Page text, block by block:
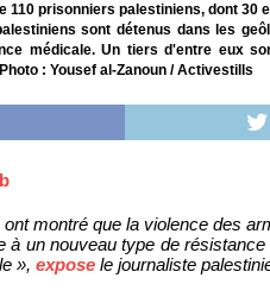
110 prisonniers palestiniens, dont
sont détenus dans les
médicale. Un tiers d'entre eux
: Yousef al-Zanoun / Activestills
montré que la violence des
à un nouveau type de
», expose le journaliste